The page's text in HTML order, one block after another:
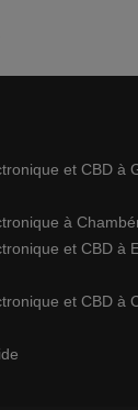
et CBD à
à
et CBD à
et CBD à